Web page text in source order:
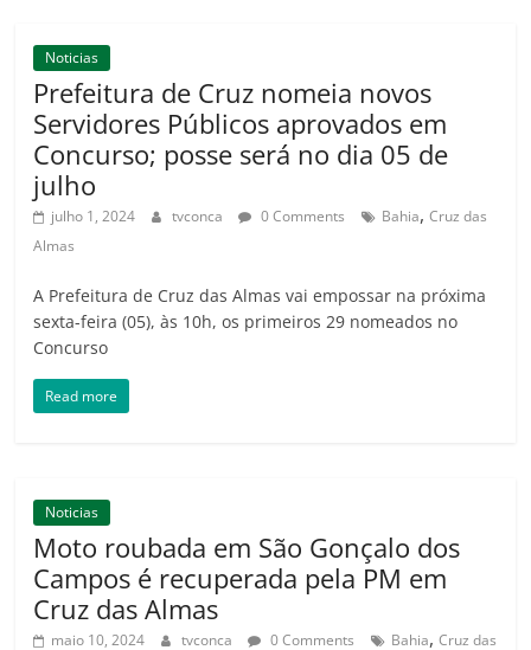
Noticias
Prefeitura de Cruz nomeia novos
Servidores Públicos aprovados em
Concurso; posse será no dia 05 de
julho
julho 1, 2024 tvconca 0 Comments Bahia,Cruz das
Almas
A Prefeitura de Cruz das Almas vai empossar na próxima
sexta-feira (05), às 10h, os primeiros 29 nomeados no
Concurso
Read more
Noticias
Moto roubada em São Gonçalo dos
Campos é recuperada pela PM em
Cruz das Almas
maio 10, 2024 tvconca 0 Comments Bahia,Cruz das